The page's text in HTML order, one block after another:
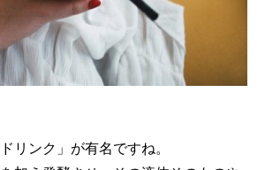
リンク」が有名ですね。